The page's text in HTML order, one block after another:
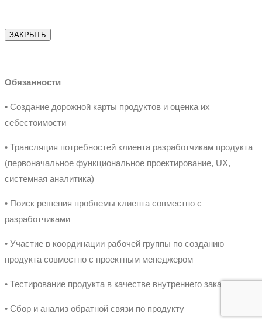
ЗАКРЫТЬ
Обязанности
• Создание дорожной карты продуктов и оценка их
себестоимости
• Трансляция потребностей клиента разработчикам продукта
(первоначальное функциональное проектирование, UX,
системная аналитика)
• Поиск решения проблемы клиента совместно с
разработчиками
• Участие в координации рабочей группы по созданию
продукта совместно с проектным менеджером
• Тестирование продукта в качестве внутреннего заказчика
• Сбор и анализ обратной связи по продукту